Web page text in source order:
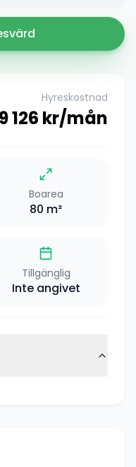
Hyreskostnad
9 126 kr/mån
Boarea
80 m²
Tillgänglig
Inte angivet